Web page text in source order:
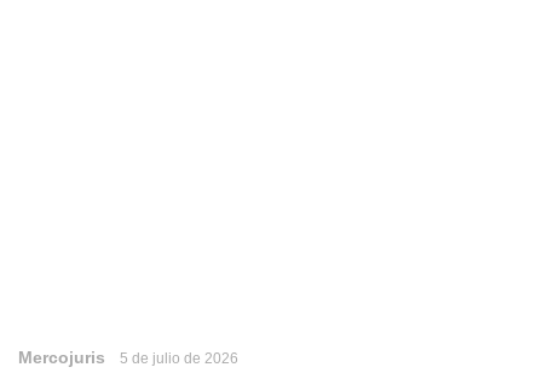
Mercojuris 5 de julio de 2026